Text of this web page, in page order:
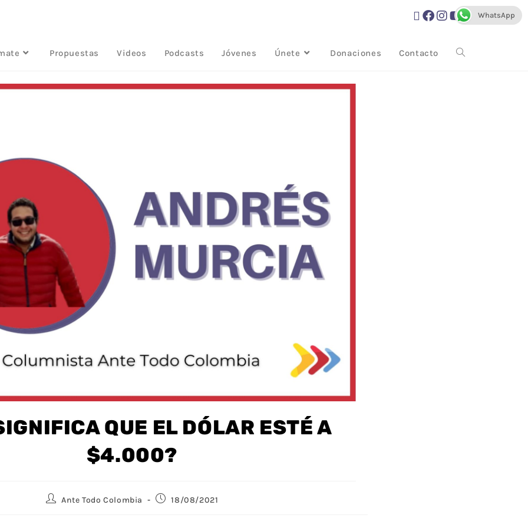
Propuestas Videos Podcasts Jóvenes Únete Donaciones Contacto
QUE EL DÓLAR ESTÉ A
$4.000?
Ante Todo Colombia 18/08/2021
WhatsApp